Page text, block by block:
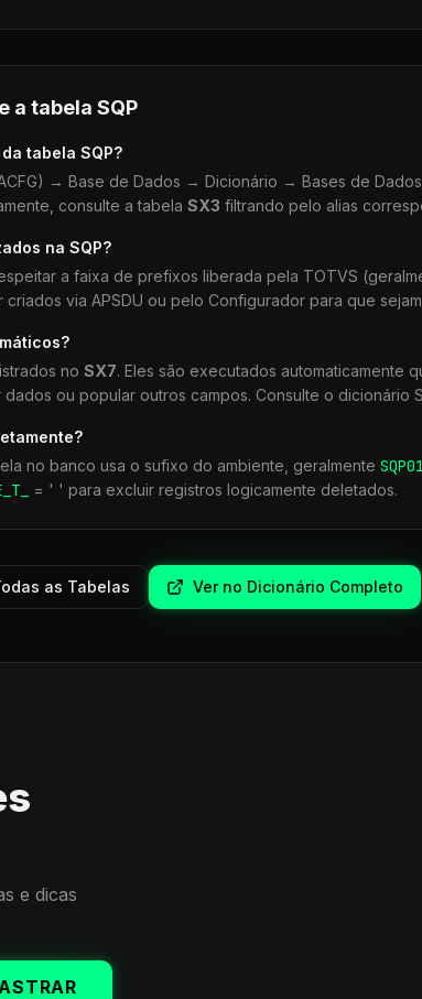
a tabela SQP
tabela SQP?
→ Base de Dados → Dicionário → Bases de
consulte a tabela SX3 filtrando pelo alias
na SQP?
a faixa de prefixos liberada pela TOTVS
via APSDU ou pelo Configurador para que
no SX7. Eles são executados automaticamente
ou popular outros campos. Consulte o dicionário
no banco usa o sufixo do ambiente, geralmente SQP
= ' ' para excluir registros logicamente deletados.
as Tabelas Ver no Dicionário Completo
e dicas